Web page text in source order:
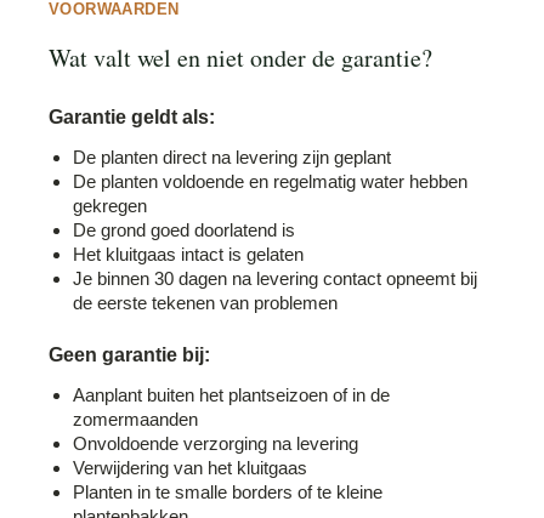
VOORWAARDEN
Wat valt wel en niet onder de garantie?
Garantie geldt als:
De planten direct na levering zijn geplant
De planten voldoende en regelmatig water hebben
gekregen
De grond goed doorlatend is
Het kluitgaas intact is gelaten
Je binnen 30 dagen na levering contact opneemt bij
de eerste tekenen van problemen
Geen garantie bij:
Aanplant buiten het plantseizoen of in de
zomermaanden
Onvoldoende verzorging na levering
Verwijdering van het kluitgaas
Planten in te smalle borders of te kleine